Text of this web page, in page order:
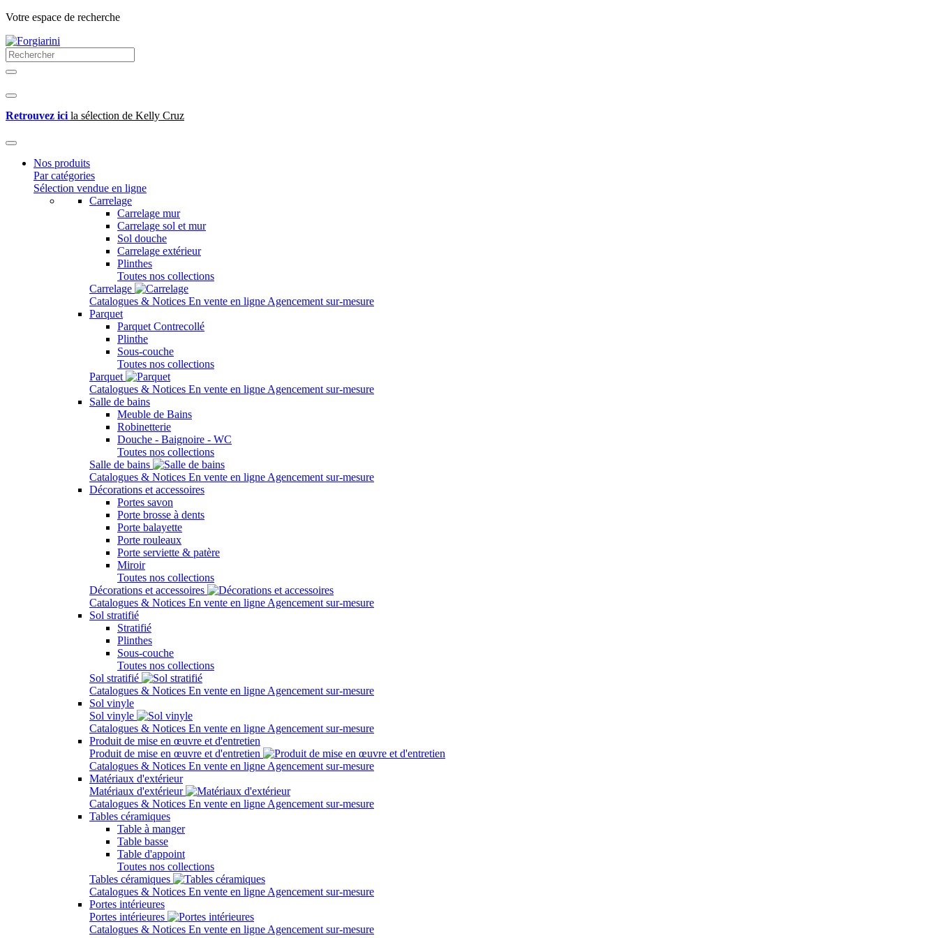
Votre espace de recherche
Retrouvez ici la sélection de Kelly Cruz
Nos produits
Par catégories
Sélection vendue en ligne
Carrelage
Carrelage mur
Carrelage sol et mur
Sol douche
Carrelage extérieur
Plinthes
Toutes nos collections
Carrelage
Catalogues & Notices En vente en ligne Agencement sur-mesure
Parquet
Parquet Contrecollé
Plinthe
Sous-couche
Toutes nos collections
Parquet
Catalogues & Notices En vente en ligne Agencement sur-mesure
Salle de bains
Meuble de Bains
Robinetterie
Douche - Baignoire - WC
Toutes nos collections
Salle de bains
Catalogues & Notices En vente en ligne Agencement sur-mesure
Décorations et accessoires
Portes savon
Porte brosse à dents
Porte balayette
Porte rouleaux
Porte serviette & patère
Miroir
Toutes nos collections
Décorations et accessoires
Catalogues & Notices En vente en ligne Agencement sur-mesure
Sol stratifié
Stratifié
Plinthes
Sous-couche
Toutes nos collections
Sol stratifié
Catalogues & Notices En vente en ligne Agencement sur-mesure
Sol vinyle
Sol vinyle
Catalogues & Notices En vente en ligne Agencement sur-mesure
Produit de mise en œuvre et d'entretien
Produit de mise en œuvre et d'entretien
Catalogues & Notices En vente en ligne Agencement sur-mesure
Matériaux d'extérieur
Matériaux d'extérieur
Catalogues & Notices En vente en ligne Agencement sur-mesure
Tables céramiques
Table à manger
Table basse
Table d'appoint
Toutes nos collections
Tables céramiques
Catalogues & Notices En vente en ligne Agencement sur-mesure
Portes intérieures
Portes intérieures
Catalogues & Notices En vente en ligne Agencement sur-mesure